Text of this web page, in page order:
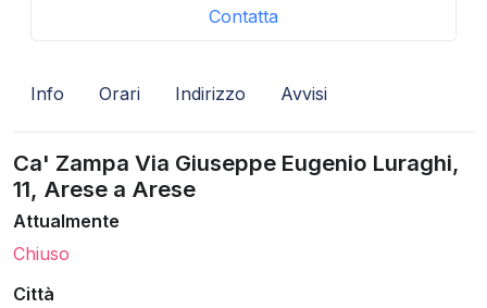
Contatta
Info Orari Indirizzo Avvisi
Ca' Zampa Via Giuseppe Eugenio Luraghi,
11, Arese a Arese
Attualmente
Chiuso
Città